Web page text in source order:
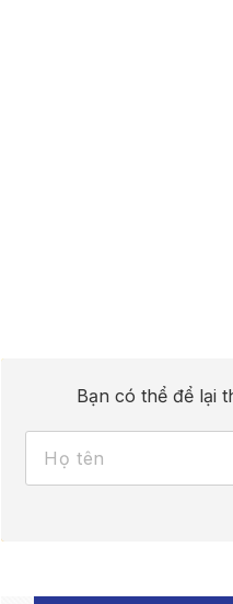
Bạn có thể để lại